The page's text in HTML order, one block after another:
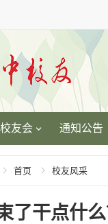
友会 通知公告
首页 校友风采
了干点什